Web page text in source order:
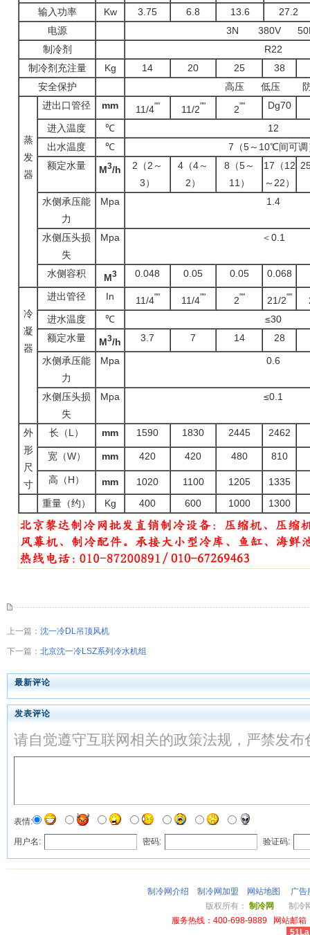
输入功率
Kw 3.75 6.8 13.6
27.2
电源
3N 380V
制冷剂
R22
制冷剂充注量
Kg 14 20 25
38
安全保护
高压 低压
蒸
发
器
进出口管径 mm 11/4"" 11/2"" 2"" Dg70
进入温度 ℃
12
出水温度
℃
7（5～10℃间可调
额定水量
M3/h
2（2～
3）
4（4～
2）
8（5～
11）
17（12
～22）
水侧承压能
力
Mpa 1.4
水侧压头损
失
Mpa ＜0.1
水侧容积 M3 0.048 0.05 0.05 0.068
冷
凝
器
进出管径 In 11/4"" 11/4"" 2"" 21/2""
进水温度
℃
≤30
额定水量
M3/h 3.7 7 14 28
水侧承压能
力
Mpa 0.6
水侧压头损
失
Mpa ≤0.1
外
形
尺
寸
长（L） mm 1590 1830 2445 2462
宽（W） mm 420 420 480 810
高（H） mm 1020 1100 1205
1335
重量（约）
Kg 400 600 1000 1300
上一篇： 沈一冷DL吊顶风机
下一篇： 北京沈一冷LSZ系列冷水机组
最新评论
发表评论
请自觉遵守互联网相关的政策法规，严禁发
表情:
用户名: 密码: 验证码:
制冷网介绍 制冷网加盟 网站地图
广告
版权所有： 制冷网
制冷网
服务热线：400-698-9889 网站邮
51La